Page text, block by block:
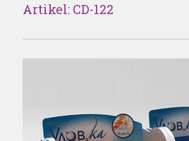
Artikel: CD-122